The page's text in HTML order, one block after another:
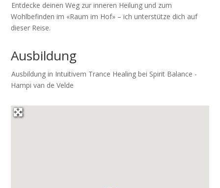
Entdecke deinen Weg zur inneren Heilung und zum
Wohlbefinden im «Raum im Hof» – ich unterstütze dich auf
dieser Reise.
Ausbildung
Ausbildung in Intuitivem Trance Healing bei Spirit Balance -
Hampi van de Velde